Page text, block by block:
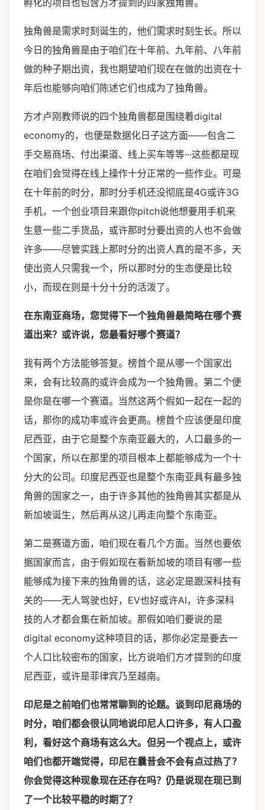
孵化的项目也包含方才提到的四家独角兽。
独角兽是需求时刻诞生的，他们需求时刻生长。所以
今日的独角兽是由于咱们在十年前、九年前、八年前
做的种子期出资，我也期望咱们现在在做的出资在十
年后也能够向咱们陈述它们也成为了独角兽。
方才卢刚教师说的四个独角兽都是围绕着digital
economy的，也便是数据化日子这方面——包含二
手交易商场、付出渠道、线上买车等等···这些都是现
在咱们会觉得在线上操作十分正常的一些作业。可是
在十年前的时分，那时分手机还没彻底是4G或许3G
手机，一个创业项目来跟你pitch说他想要用手机来
生意一些二手货品，或许那时分要出资的人也不会做
许多——尽管实践上那时分的出资人真的是不多，天
使出资人只需我一个，所以那时分的生态便是比较
小，而现在则是十分十分的活泼了。
在东南亚商场，您觉得下一个独角兽最简略在哪个赛
道出来？或许说，您最看好哪个赛道？
我有两个方法能够答复。榜首个是从哪一个国家出
来，会有比较高的或许会成为一个独角兽。第二个便
是你是在哪一个赛道。当然这两个假如一起在一起的
话，那你的成功率或许会更高。榜首个应该便是印度
尼西亚，由于它是整个东南亚最大的，人口最多的一
个国家，所以在那里的项目根本上都能够成为一个十
分大的公司。印度尼西亚也是整个东南亚具有最多独
角兽的国家之一，由于许多其他的独角兽其实都是从
新加坡诞生，然后再从这儿再走向整个东南亚。
第二是赛道方面，咱们现在看几个方面。当然也要依
据国家而言，由于假如现在看新加坡的项目有哪一些
能够成为接下来的独角兽的话，这必定是跟深科技有
关的——无人驾驶也好，EV也好或许AI，许多深科
技的人才都会集在新加坡。那假如咱们要说的是
digital economy这种项目的话，那你必定是要去一
个人口比较密布的国家，比方说咱们方才提到的印度
尼西亚，或许是菲律宾乃至越南。
印尼是之前咱们也常常聊到的论题。谈到印尼商场的
时分，咱们都会很认同地说印尼人口许多，有人口盈
利，看好这个商场有这么大。但另一个视点上，或许
咱们也都开端觉得，印尼在曩昔会不会有点过热了？
你会觉得这种现象现在还存在吗？仍是说现在现已到
了一个比较平稳的时期了？